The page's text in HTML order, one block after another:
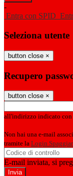
-
Entra con SPID
Seleziona utente
button close ×
Recupero
button close ×
all'indirizzo indicato con
Non hai una e-mail
tramite la Login
E-mail inviata, si